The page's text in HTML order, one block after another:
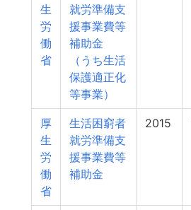
生
労
働
省
就労準備支
援事業費等
補助金
（うち生活
保護適正化
等事業）
厚
生
労
働
省
生活困窮者
就労準備支
援事業費等
補助金
2015